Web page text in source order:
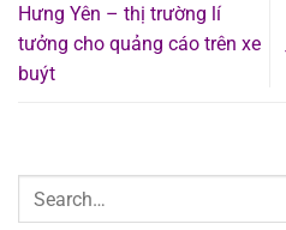
Hưng Yên – thị trường lí
tưởng cho quảng cáo trên xe
buýt